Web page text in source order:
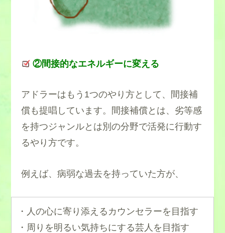
②間接的なエネルギーに変える
アドラーはもう1つのやり方として、間接補
償も提唱しています。間接補償とは、劣等感
を持つジャンルとは別の分野で活発に行動す
るやり方です。
例えば、病弱な過去を持っていた方が、
・人の心に寄り添えるカウンセラーを目指す
・周りを明るい気持ちにする芸人を目指す